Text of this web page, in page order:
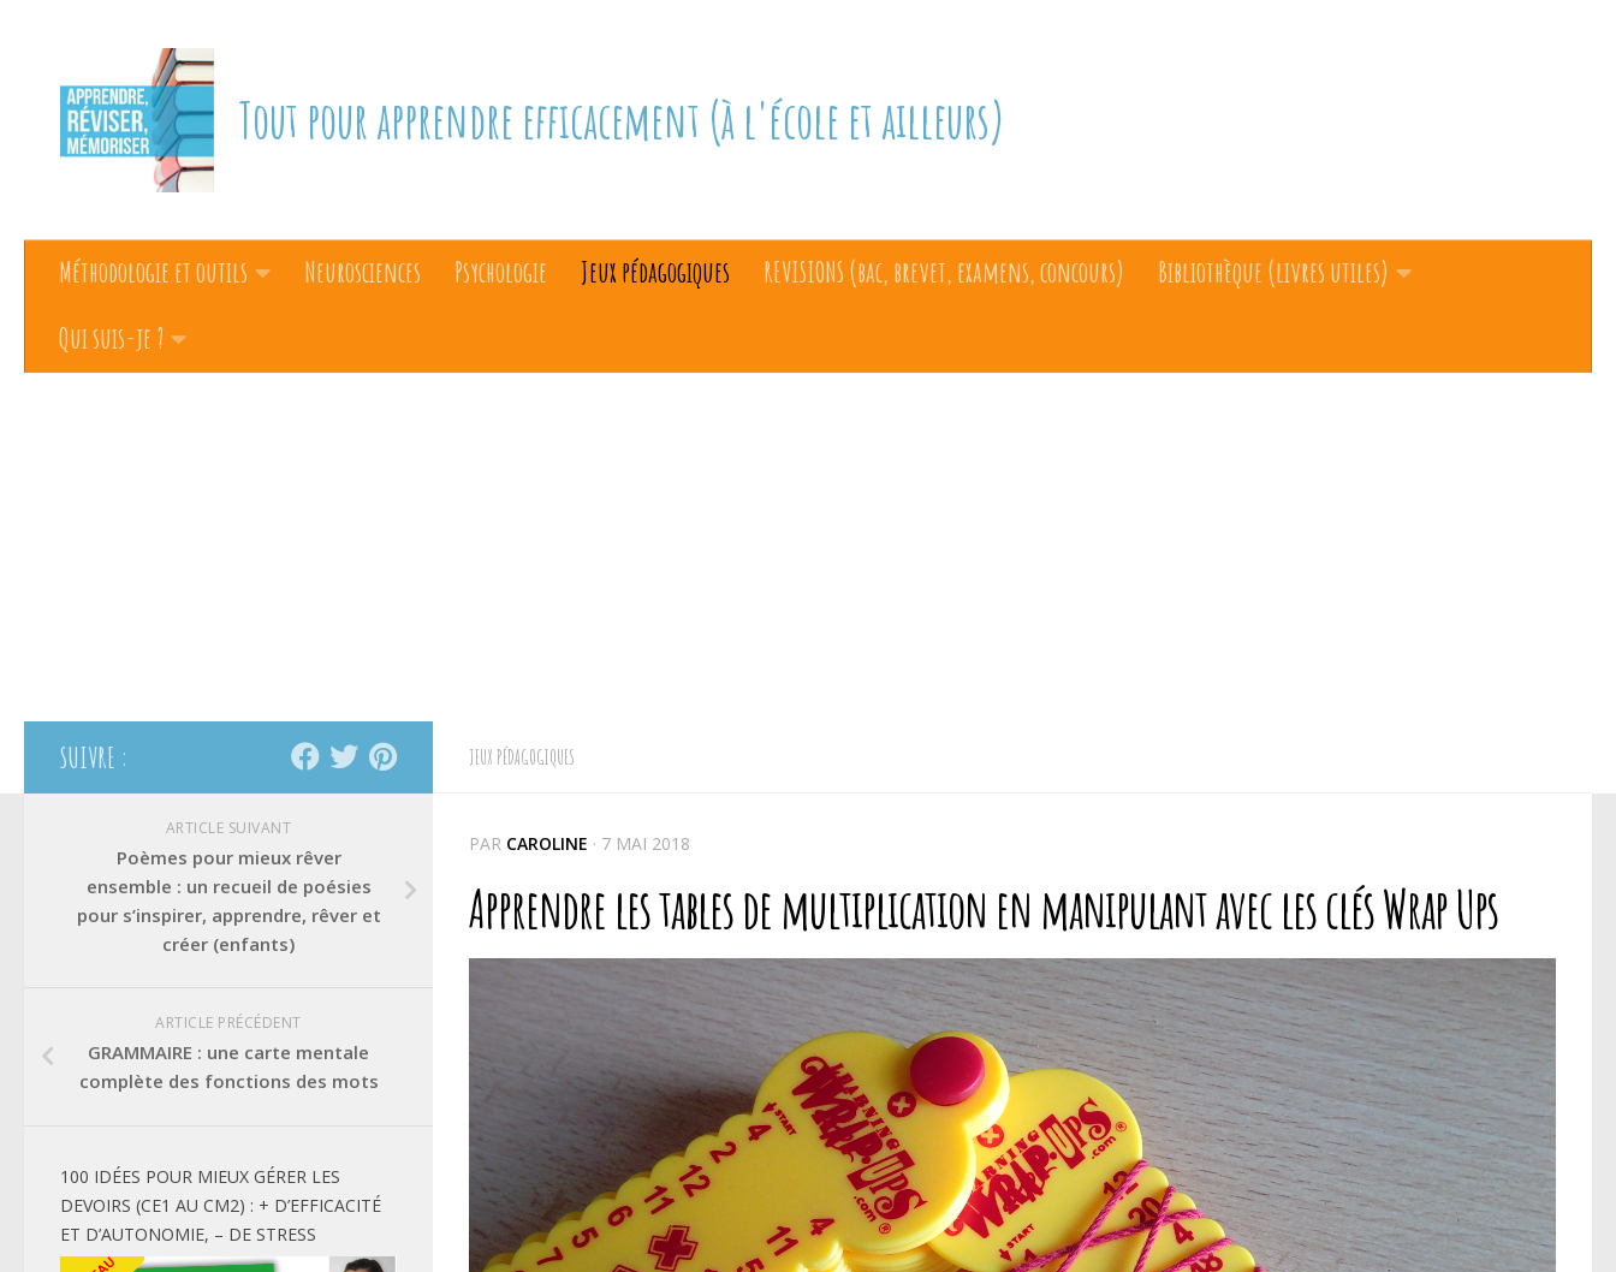
Tout pour apprendre efficacement (à l'école et ailleurs)
Méthodologie et outils Neurosciences Psychologie Jeux pédagogiques REVISIONS (bac, brevet, examens, concours)
Bibliothèque (livres utiles)
Qui suis-je ?
JEUX PÉDAGOGIQUES
PAR CAROLINE · 7 MAI 2018
Apprendre les tables de multiplication en manipulant avec les clés Wrap Ups
SUIVRE :
ARTICLE SUIVANT
Poèmes pour mieux rêver
ensemble : un recueil de poésies
pour s’inspirer, apprendre, rêver et
créer (enfants)
ARTICLE PRÉCÉDENT
GRAMMAIRE : une carte mentale
complète des fonctions des mots
100 IDÉES POUR MIEUX GÉRER LES
DEVOIRS (CE1 AU CM2) : + D’EFFICACITÉ
ET D’AUTONOMIE, – DE STRESS